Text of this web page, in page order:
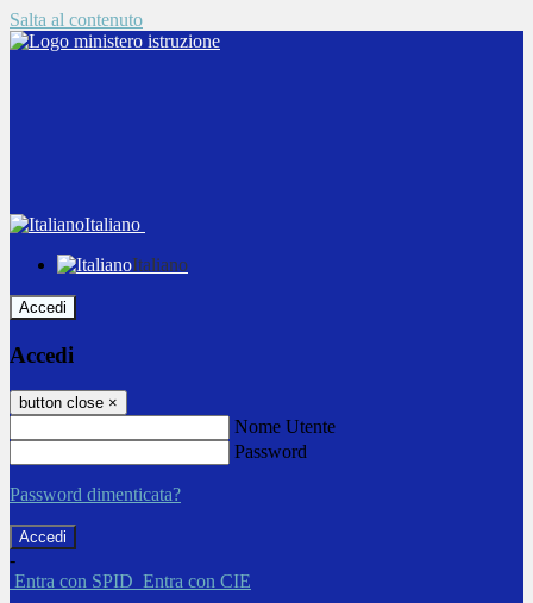
Salta al contenuto
Italiano
Italiano
Accedi
Accedi
button close ×
Nome Utente
Password
Password dimenticata?
-
Entra con SPID Entra con CIE